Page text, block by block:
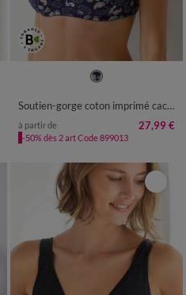
Soutien-gorge coton imprimé cachemire Coria spécial opération du sein - sans armatures
à partir de 27,99 €
-50% dès 2 art Code 899013